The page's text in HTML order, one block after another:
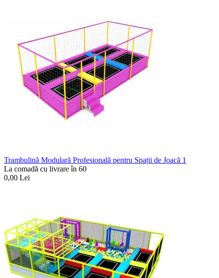
Trambulină Modulară Profesională pentru Spații de Joacă 1
La comadã cu livrare în 60
0,00 Lei